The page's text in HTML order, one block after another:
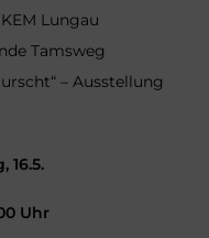
Lungau
Tamsweg
– Ausstellung
16.5.
Uhr